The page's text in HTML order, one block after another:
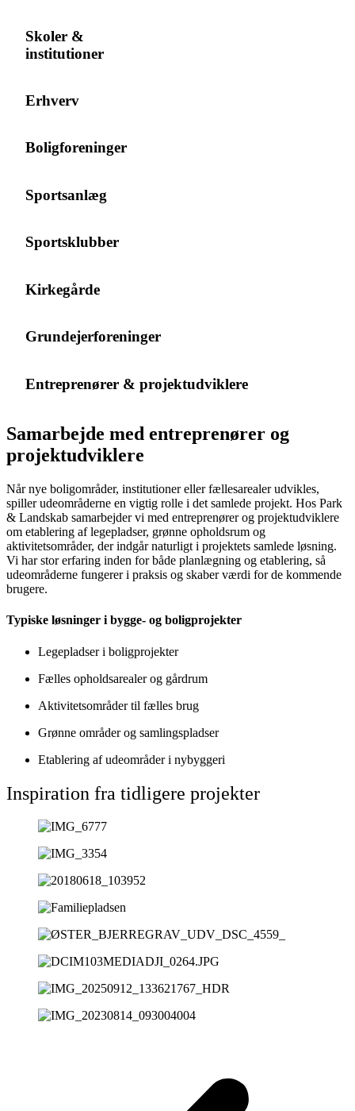
Skoler &
institutioner
Erhverv
Boligforeninger
Sportsanlæg
Sportsklubber
Kirkegårde
Grundejerforeninger
Entreprenører & projektudviklere
Samarbejde med entreprenører og
projektudviklere
Når nye boligområder, institutioner eller fællesarealer udvikles,
spiller udeområderne en vigtig rolle i det samlede projekt. Hos Park
& Landskab samarbejder vi med entreprenører og projektudviklere
om etablering af legepladser, grønne opholdsrum og
aktivitetsområder, der indgår naturligt i projektets samlede løsning.
Vi har stor erfaring inden for både planlægning og etablering, så
udeområderne fungerer i praksis og skaber værdi for de kommende
brugere.
Typiske løsninger i bygge- og boligprojekter
Legepladser i boligprojekter
Fælles opholdsarealer og gårdrum
Aktivitetsområder til fælles brug
Grønne områder og samlingspladser
Etablering af udeområder i nybyggeri
Inspiration fra tidligere projekter